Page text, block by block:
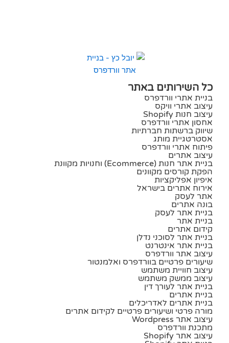
כל השירותים באתר
בניית אתרי וורדפרס
עיצוב אתרי וויקס
עיצוב חנות Shopify
אחסון אתרי וורדפרס
שיווק ברשתות חברתיות
אסטרטגיית מותג
פיתוח אתרי וורדפרס
עיצוב אתרים
בניית אתר חנות (ecommerce) וחנויות מקוונת
הפקת קורסים מקוונים
איפיון אפליקציות
אירוח אתרים בישראל
אתר לעסק
בונה אתרים
בניית אתר לעסק
בניית אתר
קידום אתרים
בניית אתר לסוכני נדלן
בניית אתר אינטרנט
עיצוב אתר וורדפרס
שיעורים פרטיים בוורדפרס ואלמנטור
עיצוב חוויית משתמש
עיצוב ממשק משתמש
בניית אתר לעורך דין
בניית אתרים
בניית אתרים לאדריכלים
מורה פרטי ושיעורים פרטיים לקידום אתרים
עיצוב אתר Wordpress
מתכנת וורדפרס
עיצוב אתר Shopify